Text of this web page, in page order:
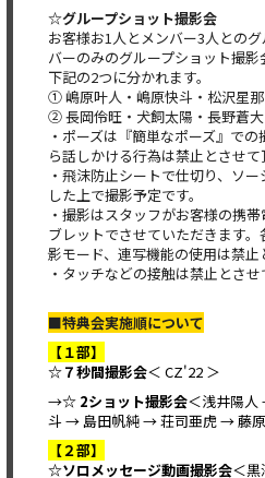
☆グループショット撮影会
お客様お1人とメンバー3人との
バーのみのグループショット撮
下記の2つに分かれます。
① 嶋原叶人・嶋原快斗・松沢星那
② 長岡伶旺・犬飼太陽・長野蒼
・ポーズは『簡単なポーズ』で
ら話しかける行為は禁止とさせて
・飛沫防止シートで仕切り、ソ
した上で撮影予定です。
・撮影はスタッフがお客様の携
ブレットでさせていただきます
影モード、連写機能の使用は禁止
・タッチなどの接触は禁止とさせ
■特典会実施順について
【１部】
☆７秒間撮影会＜ CZ'22 ＞
→☆ 2ショット撮影会＜浅井陽
斗 → 島田帆純 → 荘司亜虎 → 藤
【２部】
☆ソロメッセージ動画撮影会＜